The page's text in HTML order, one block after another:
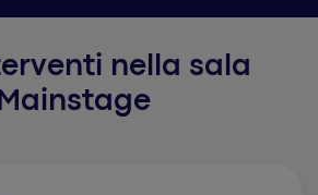
nella sala
Mainstage